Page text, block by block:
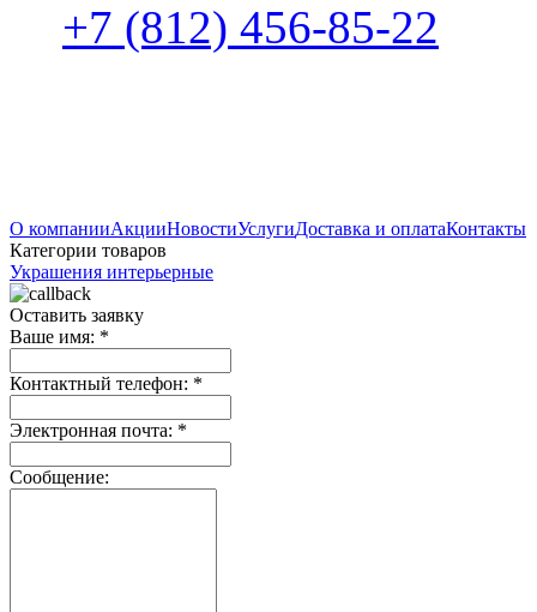
+7 (812) 456-85-22
О компанииАкцииНовостиУслугиДоставка и оплатаКонтакты
Категории товаров
Украшения интерьерные
Оставить заявку
Ваше имя: *
Контактный телефон: *
Электронная почта: *
Сообщение: